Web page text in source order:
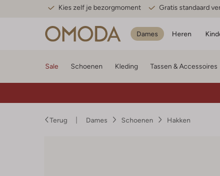
Kies zelf je bezorgmoment Gratis standaard
Dames Heren
Sale Schoenen Kleding Tassen & Accessoires
Terug Dames Schoenen Hakken